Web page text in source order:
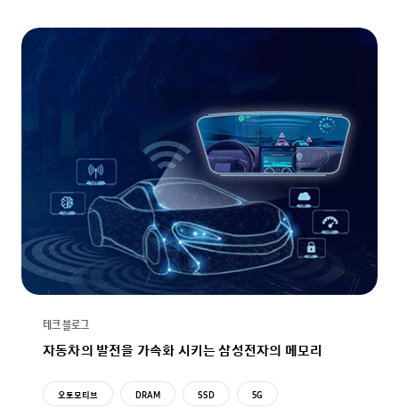
테크 블로그
자동차의 발전을 가속화 시키는 삼성전자의 메모리
오토모티브 DRAM SSD 5G